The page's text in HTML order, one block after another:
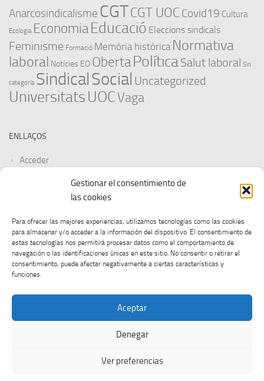
Gestionar el consentimiento de
las cookies
Para ofrecer las mejores experiencias, utilizamos tecnologías como las cookies
para almacenar y/o acceder a la información del dispositivo. El consentimiento de
estas tecnologías nos permitirá procesar datos como el comportamiento de
navegación o las identificaciones únicas en este sitio. No consentir o retirar el
consentimiento, puede afectar negativamente a ciertas características y
funciones.
Aceptar
Denegar
Ver preferencias
Anarcosindicalisme CGTCGT UOC Covid19 Cultura
Ecologia Economia Educació Eleccions sindicals
Feminisme Formació Memòria històrica Normativa
laboral Notícies EO ObertaPolíticaSalut laboral Sin
categoría SindicalSocial Uncategorized
UniversitatsUOCVaga
ENLLAÇOS
Acceder
Feed de entradas
WordPress.org
- Diseñado con el